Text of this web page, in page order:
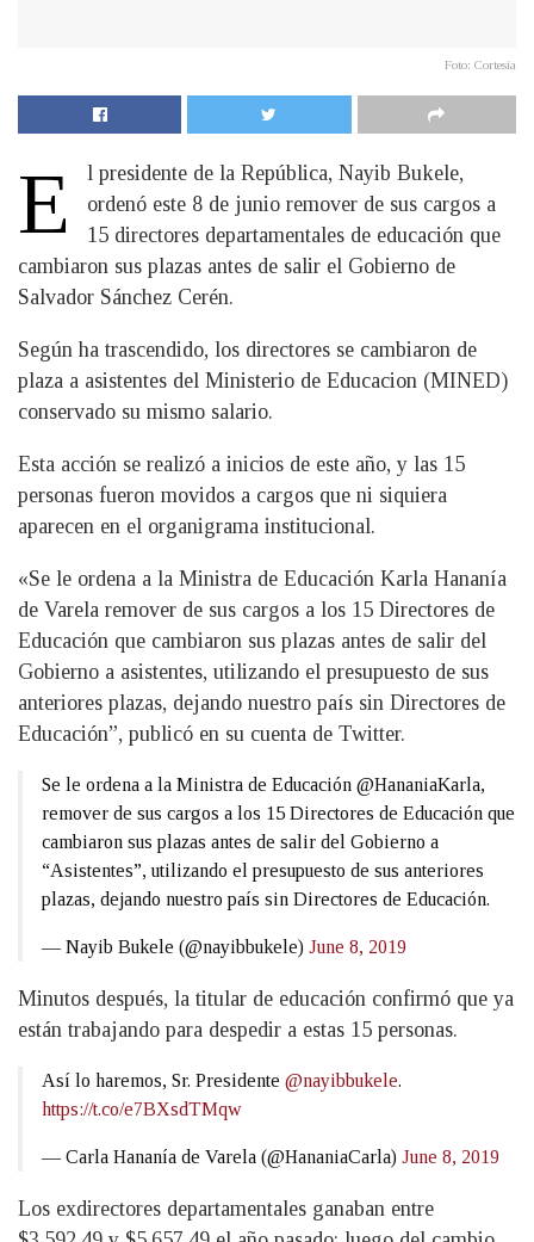
Foto: Cortesía
E
l presidente de la República, Nayib Bukele,
ordenó este 8 de junio remover de sus cargos a
15 directores departamentales de educación que
cambiaron sus plazas antes de salir el Gobierno de
Salvador Sánchez Cerén.
Según ha trascendido, los directores se cambiaron de
plaza a asistentes del Ministerio de Educacion (MINED)
conservado su mismo salario.
Esta acción se realizó a inicios de este año, y las 15
personas fueron movidos a cargos que ni siquiera
aparecen en el organigrama institucional.
«Se le ordena a la Ministra de Educación Karla Hananía
de Varela remover de sus cargos a los 15 Directores de
Educación que cambiaron sus plazas antes de salir del
Gobierno a asistentes, utilizando el presupuesto de sus
anteriores plazas, dejando nuestro país sin Directores de
Educación”, publicó en su cuenta de Twitter.
Se le ordena a la Ministra de Educación @HananiaKarla,
remover de sus cargos a los 15 Directores de Educación que
cambiaron sus plazas antes de salir del Gobierno a
“Asistentes”, utilizando el presupuesto de sus anteriores
plazas, dejando nuestro país sin Directores de Educación.
— Nayib Bukele (@nayibbukele) June 8, 2019
Minutos después, la titular de educación confirmó que ya
están trabajando para despedir a estas 15 personas.
Así lo haremos, Sr. Presidente @nayibbukele.
https://t.co/e7BXsdTMqw
— Carla Hananía de Varela (@HananiaCarla) June 8, 2019
Los exdirectores departamentales ganaban entre